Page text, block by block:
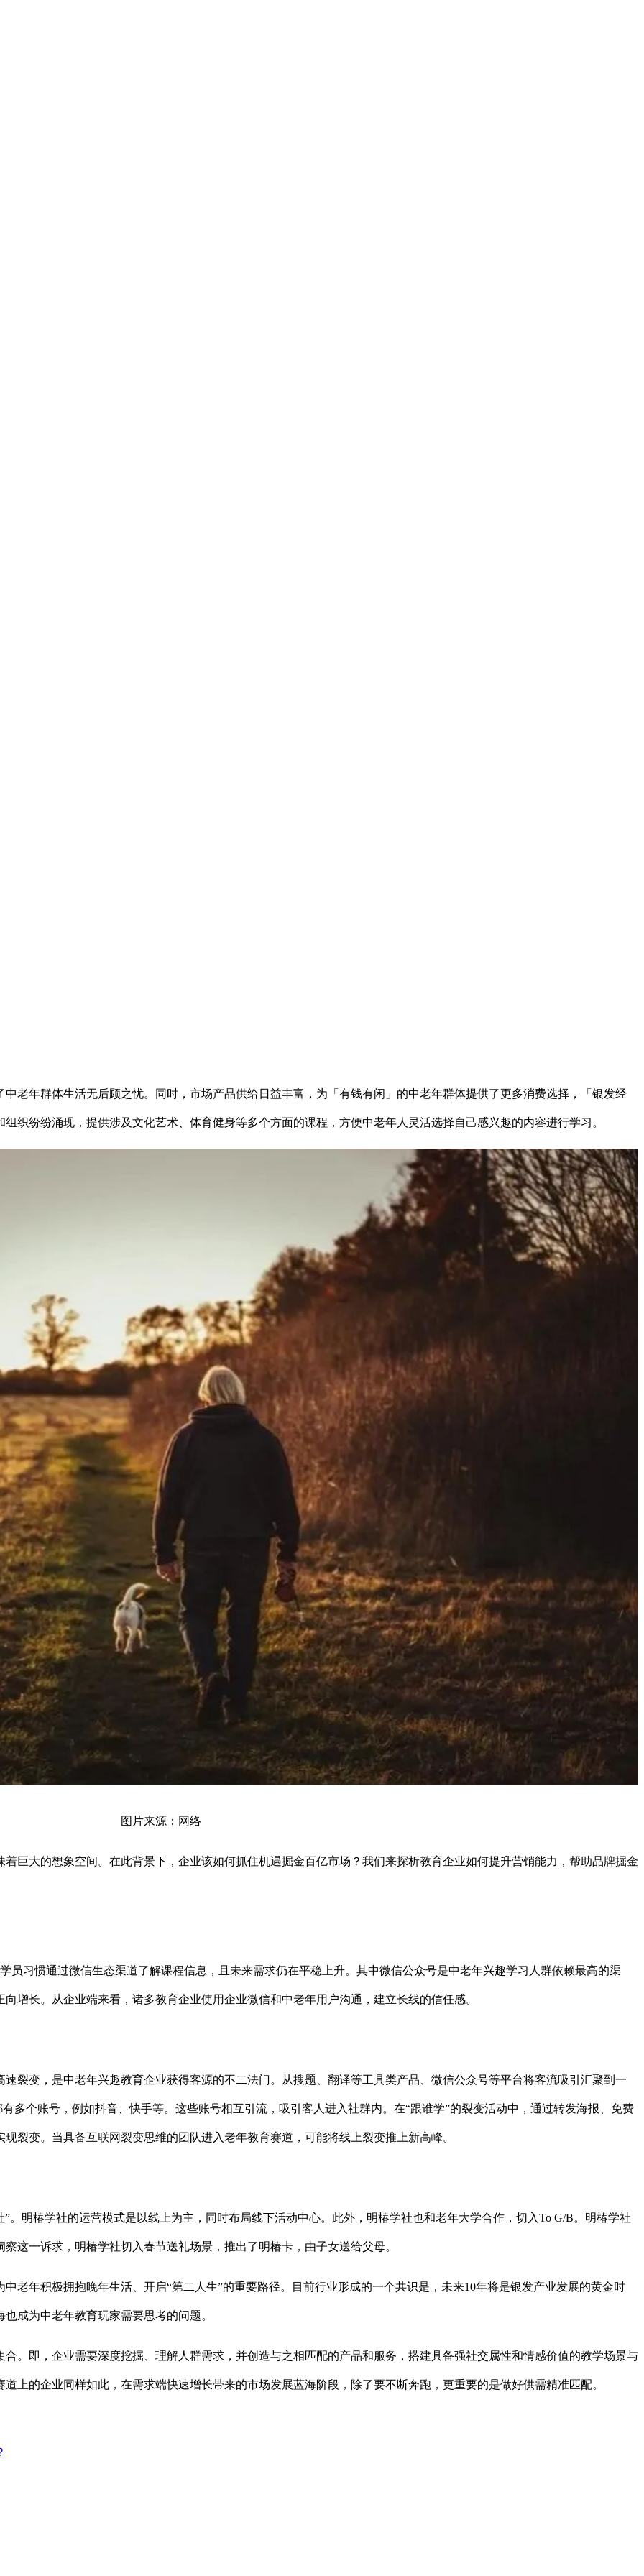
老年群体生活无后顾之忧。同时，市场产品供给日益丰富，为「有钱有闲」的中老年群体提供了更多消费选择，「银发经
织纷纷涌现，提供涉及文化艺术、体育健身等多个方面的课程，方便中老年人灵活选择自己感兴趣的内容进行学习。
图片来源：网络
巨大的想象空间。在此背景下，企业该如何抓住机遇掘金百亿市场？ 我们来探析教育企业如何提升营销能力，帮助品牌掘金
员习惯通过微信生态渠道了解课程信息，且未来需求仍在平稳上升。其中微信公众号是中老年兴趣学习人群依赖最高的渠
增长。从企业端来看，诸多教育企业使用企业微信和中老年用户沟通，建立长线的信任感。
裂变，是中老年兴趣教育企业获得客源的不二法门。从搜题、翻译等工具类产品、微信公众号等平台将客流吸引汇聚到一
多个账号，例如抖音、快手等。这些账号相互引流，吸引客人进入社群内。在“跟谁学”的裂变活动中，通过转发海报、免费
裂变。当具备互联网裂变思维的团队进入老年教育赛道，可能将线上裂变推上新高峰。
。明椿学社的运营模式是以线上为主，同时布局线下活动中心。此外，明椿学社也和老年大学合作，切入To G/B。明椿学社
这一诉求，明椿学社切入春节送礼场景，推出了明椿卡，由子女送给父母。
老年积极拥抱晚年生活、开启“第二人生”的重要路径。目前行业形成的一个共识是，未来10年将是银发产业发展的黄金时
成为中老年教育玩家需要思考的问题。
。即，企业需要深度挖掘、理解人群需求，并创造与之相匹配的产品和服务，搭建具备强社交属性和情感价值的教学场景与
上的企业同样如此，在需求端快速增长带来的市场发展蓝海阶段，除了要不断奔跑，更重要的是做好供需精准匹配。